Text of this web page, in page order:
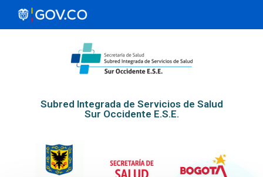
Subred Integrada de Servicios de Salud
Sur Occidente E.S.E.